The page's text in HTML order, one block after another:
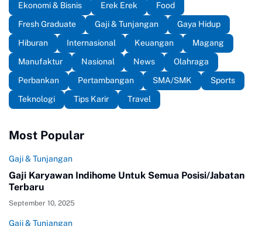
Ekonomi & Bisnis
Erek Erek
Food
Fresh Graduate
Gaji & Tunjangan
Gaya Hidup
Hiburan
Internasional Keuangan
Magang
Manufaktur
Nasional News
Olahraga
Perbankan
Pertambangan SMA/SMK
Sports
Teknologi
Tips Karir Travel
Most Popular
Gaji & Tunjangan
Gaji Karyawan Indihome Untuk Semua Posisi/Jabatan
Terbaru
September 10, 2025
Gaji & Tunjangan